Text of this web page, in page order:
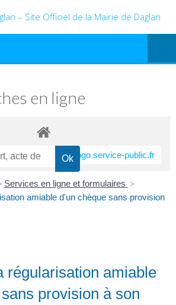
en ligne
Services en ligne et formulaires >
amiable d'un chèque sans provision
régularisation amiable
provision à son